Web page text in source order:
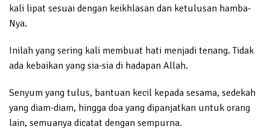
kali lipat sesuai dengan keikhlasan dan ketulusan hamba-
Nya.
Inilah yang sering kali membuat hati menjadi tenang. Tidak
ada kebaikan yang sia-sia di hadapan Allah.
Senyum yang tulus, bantuan kecil kepada sesama, sedekah
yang diam-diam, hingga doa yang dipanjatkan untuk orang
lain, semuanya dicatat dengan sempurna.